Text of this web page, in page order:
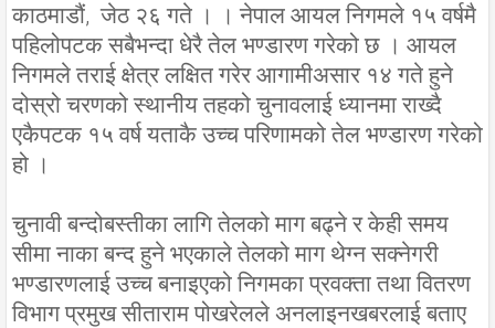
काठमाडौं, जेठ २६ गते । । नेपाल आयल निगमले १५ वर्षमै
पहिलोपटक सबैभन्दा धेरै तेल भण्डारण गरेको छ । आयल
निगमले तराई क्षेत्र लक्षित गरेर आगामीअसार १४ गते हुने
दोस्रो चरणको स्थानीय तहको चुनावलाई ध्यानमा राख्दै
एकैपटक १५ वर्ष यताकै उच्च परिणामको तेल भण्डारण गरेको
हो ।
चुनावी बन्दोबस्तीका लागि तेलको माग बढ्ने र केही समय
सीमा नाका बन्द हुने भएकाले तेलको माग थेग्न सक्नेगरी
भण्डारणलाई उच्च बनाइएको निगमका प्रवक्ता तथा वितरण
विभाग प्रमुख सीताराम पोखरेलले अनलाइनखबरलाई बताए